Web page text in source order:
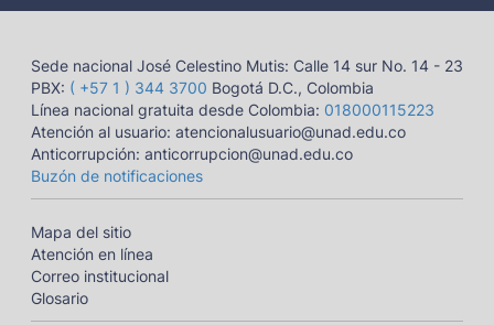
Sede nacional José Celestino Mutis: Calle 14 sur No. 14 - 23
PBX: ( +57 1 ) 344 3700 Bogotá D.C., Colombia
Línea nacional gratuita desde Colombia: 018000115223
Atención al usuario: atencionalusuario@unad.edu.co
Anticorrupción: anticorrupcion@unad.edu.co
Buzón de notificaciones
Mapa del sitio
Atención en línea
Correo institucional
Glosario